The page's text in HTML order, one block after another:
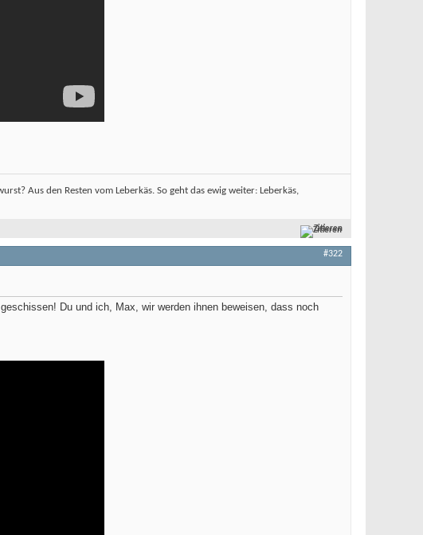
Aus den Resten vom Leberkäs. So geht das ewig weiter: Leberkäs,
Zitieren
#322
Du und ich, Max, wir werden ihnen beweisen, dass noch